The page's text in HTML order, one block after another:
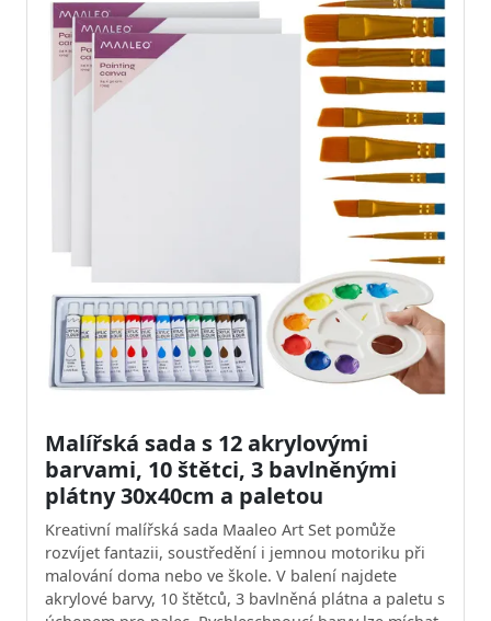
Malířská sada s 12 akrylovými
barvami, 10 štětci, 3 bavlněnými
plátny 30x40cm a paletou
Kreativní malířská sada Maaleo Art Set pomůže
rozvíjet fantazii, soustředění i jemnou motoriku při
malování doma nebo ve škole. V balení najdete
akrylové barvy, 10 štětců, 3 bavlněná plátna a paletu s